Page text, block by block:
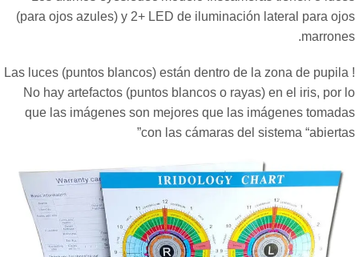
(para ojos azules) y 2+ LED de iluminación lateral para
Las luces (puntos blancos) están dentro de la zona de
No hay artefactos (puntos blancos o rayas) en el iris, por
que las imágenes son mejores que las imágenes
con las cámaras del sistema“
”